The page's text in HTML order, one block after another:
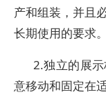
产和组装，并且
长期使用的要求。
2.独立的展
意移动和固定在